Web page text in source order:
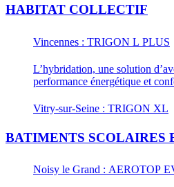
HABITAT COLLECTIF
Vincennes : TRIGON L PLUS
L’hybridation, une solution
performance énergétique et
Vitry-sur-Seine : TRIGON XL
BATIMENTS SCOLAIRES
Noisy le Grand : AEROTOP